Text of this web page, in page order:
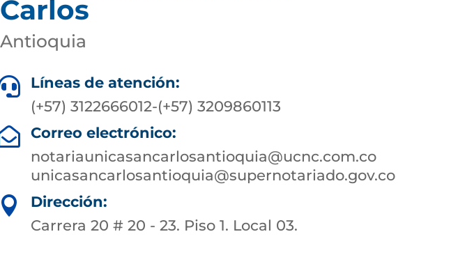
Carlos
Antioquia
Líneas de atención:
(+57) 3122666012-(+57) 3209860113
Correo electrónico:
notariaunicasancarlosantioquia@ucnc.com.co
unicasancarlosantioquia@supernotariado.gov.co

Dirección:
Carrera 20 # 20 - 23. Piso 1. Local 03.